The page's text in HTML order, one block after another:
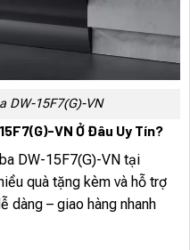
DW-15F7(G)-VN
VN Ở Đâu Uy Tín?
DW-15F7(G)-VN tại
quà tặng kèm và hỗ trợ
dàng – giao hàng nhanh